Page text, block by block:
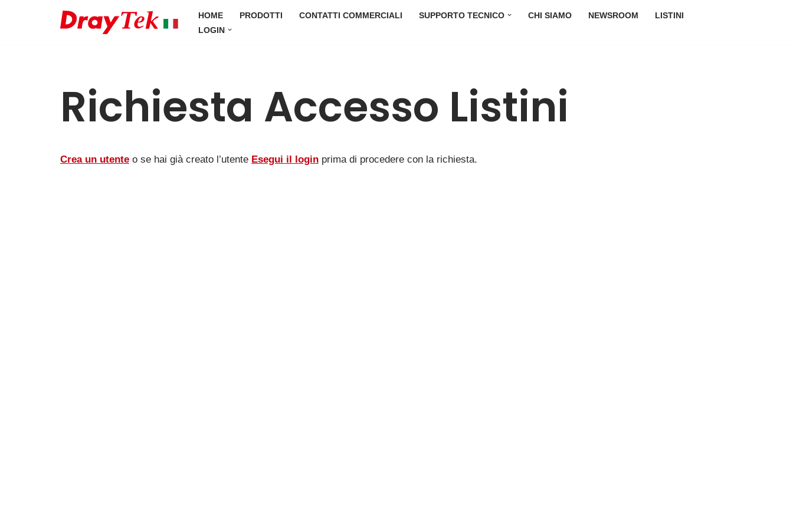
HOME PRODOTTI CONTATTI COMMERCIALI SUPPORTO TECNICO CHI SIAMO NEWSROOM
LISTINI
LOGIN
Richiesta Accesso Listini
Crea un utente o se hai già creato l’utente Esegui il login prima di procedere con la richiesta.